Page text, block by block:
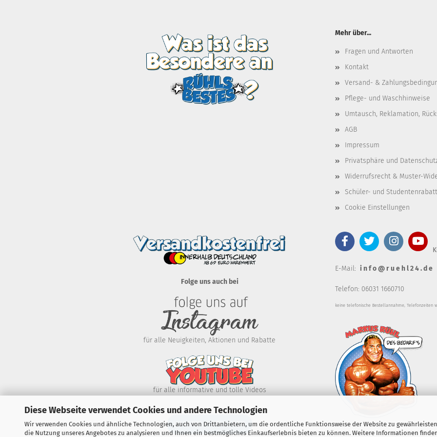
Diese Webseite verwendet Cookies und andere Technologien
Wir verwenden Cookies und ähnliche Technologien, auch von Drittanbietern, um die ordentliche Funktionsweise der Website zu
die Nutzung unseres Angebotes zu analysieren und Ihnen ein bestmögliches Einkaufserlebnis bieten zu können. Weitere Informationen
Mehr über...
Fragen und Antworten
Kontakt
Versand- &
Pflege- und Waschhinweise
Umtausch, Reklamation,
AGB
Impressum
Privatsphäre und
Widerrufsrecht & Muster-
Schüler- und Studentenrabatt
Cookie Einstellungen
Folge uns auch bei
für alle Neuigkeiten, Aktionen und Rabatte
für alle informative und tolle Videos
WIDERRUF ERKLÄREN
E-Mail: i n f o @ r u e h l 2 4 . d e
Telefon: 06031 1660710
keine telefonische Bestellannahme, Telefonzeiten